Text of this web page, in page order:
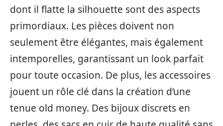
dont il flatte la silhouette sont des aspects
primordiaux. Les pièces doivent non
seulement être élégantes, mais également
intemporelles, garantissant un look parfait
pour toute occasion. De plus, les accessoires
jouent un rôle clé dans la création d’une
tenue old money. Des bijoux discrets en